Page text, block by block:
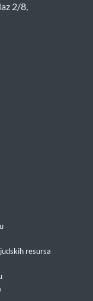
2/8,
resursa